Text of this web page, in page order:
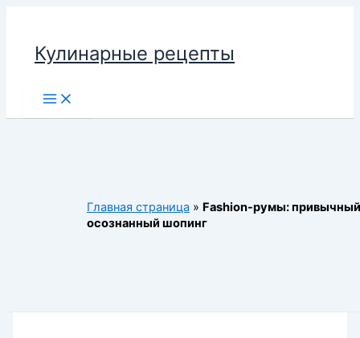
содержимому
Кулинарные рецепты
Main
Menu
Главная страница » Fashion-румы:
осознанный шопинг